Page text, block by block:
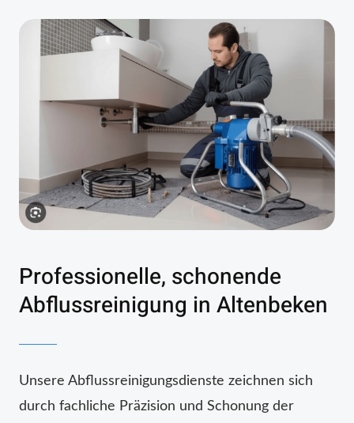
Professionelle, schonende
Abflussreinigung in Altenbeken
Unsere Abflussreinigungsdienste zeichnen sich
durch fachliche Präzision und Schonung der